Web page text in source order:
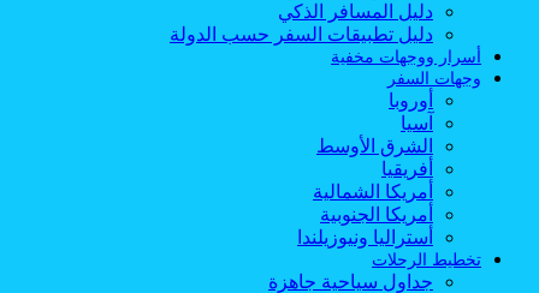
دليل المسافر الذكي
دليل تطبيقات السفر حسب الدولة
أسرار ووجهات مخفية
وجهات السفر
أوروبا
آسيا
الشرق الأوسط
أفريقيا
أمريكا الشمالية
أمريكا الجنوبية
أستراليا ونيوزيلندا
تخطيط الرحلات
جداول سياحية جاهزة